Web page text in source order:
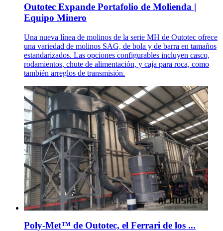
Outotec Expande Portafolio de Molienda |
Equipo Minero
Una nueva línea de molinos de la serie MH de Outotec ofrece
una variedad de molinos SAG, de bola y de barra en tamaños
estandarizados. Las opciones configurables incluyen casco,
rodamientos, chute de alimentación, y caja para roca, como
también arreglos de transmisión.
Poly-Met™ de Outotec, el Ferrari de los ...